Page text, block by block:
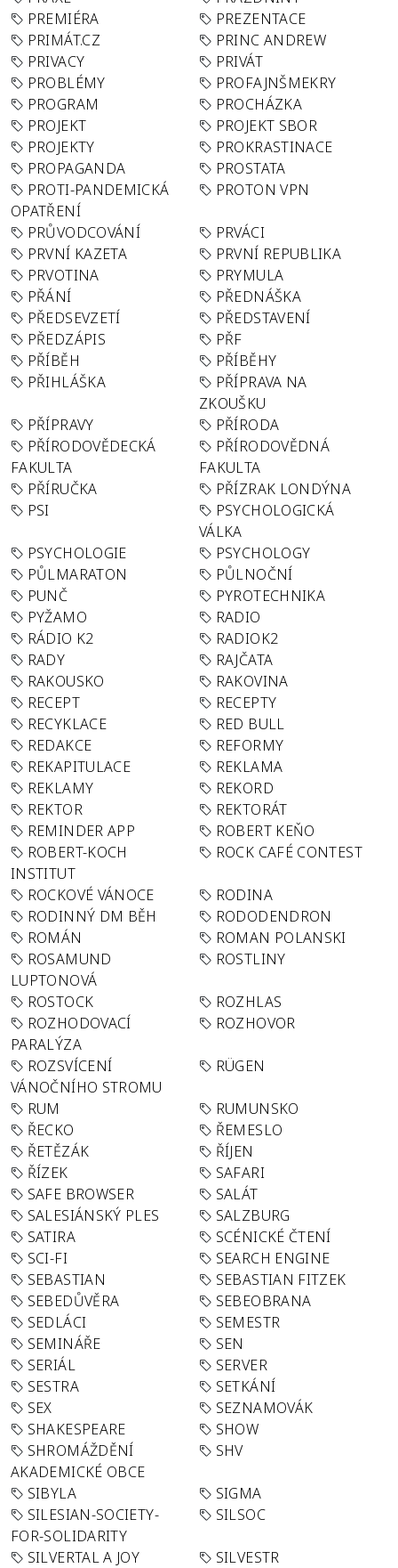
PREMIÉRA
PREZENTACE
PRIMÁT.CZ
PRINC ANDREW
PRIVACY
PRIVÁT
PROBLÉMY
PROFAJNŠMEKRY
PROGRAM
PROCHÁZKA
PROJEKT
PROJEKT SBOR
PROJEKTY
PROKRASTINACE
PROPAGANDA
PROSTATA
PROTI-PANDEMICKÁ
OPATŘENÍ
PROTON VPN
PRŮVODCOVÁNÍ
PRVÁCI
PRVNÍ KAZETA
PRVNÍ REPUBLIKA
PRVOTINA
PRYMULA
PŘÁNÍ
PŘEDNÁŠKA
PŘEDSEVZETÍ
PŘEDSTAVENÍ
PŘEDZÁPIS
PŘF
PŘÍBĚH
PŘÍBĚHY
PŘIHLÁŠKA
PŘÍPRAVA NA
ZKOUŠKU
PŘÍPRAVY
PŘÍRODA
PŘÍRODOVĚDECKÁ
FAKULTA
PŘÍRODOVĚDNÁ
FAKULTA
PŘÍRUČKA
PŘÍZRAK LONDÝNA
PSI
PSYCHOLOGICKÁ
VÁLKA
PSYCHOLOGIE
PSYCHOLOGY
PŮLMARATON
PŮLNOČNÍ
PUNČ
PYROTECHNIKA
PYŽAMO
RADIO
RÁDIO K2
RADIOK2
RADY
RAJČATA
RAKOUSKO
RAKOVINA
RECEPT
RECEPTY
RECYKLACE
RED BULL
REDAKCE
REFORMY
REKAPITULACE
REKLAMA
REKLAMY
REKORD
REKTOR
REKTORÁT
REMINDER APP
ROBERT KEŇO
ROBERT-KOCH
INSTITUT
ROCK CAFÉ CONTEST
ROCKOVÉ VÁNOCE
RODINA
RODINNÝ DM BĚH
RODODENDRON
ROMÁN
ROMAN POLANSKI
ROSAMUND
LUPTONOVÁ
ROSTLINY
ROSTOCK
ROZHLAS
ROZHODOVACÍ
PARALÝZA
ROZHOVOR
ROZSVÍCENÍ
VÁNOČNÍHO STROMU
RÜGEN
RUM
RUMUNSKO
ŘECKO
ŘEMESLO
ŘETĚZÁK
ŘÍJEN
ŘÍZEK
SAFARI
SAFE BROWSER
SALÁT
SALESIÁNSKÝ PLES
SALZBURG
SATIRA
SCÉNICKÉ ČTENÍ
SCI-FI
SEARCH ENGINE
SEBASTIAN
SEBASTIAN FITZEK
SEBEDŮVĚRA
SEBEOBRANA
SEDLÁCI
SEMESTR
SEMINÁŘE
SEN
SERIÁL
SERVER
SESTRA
SETKÁNÍ
SEX
SEZNAMOVÁK
SHAKESPEARE
SHOW
SHROMÁŽDĚNÍ
AKADEMICKÉ OBCE
SHV
SIBYLA
SIGMA
SILESIAN-SOCIETY-
FOR-SOLIDARITY
SILSOC
SILVERTAL A JOY
SILVESTR